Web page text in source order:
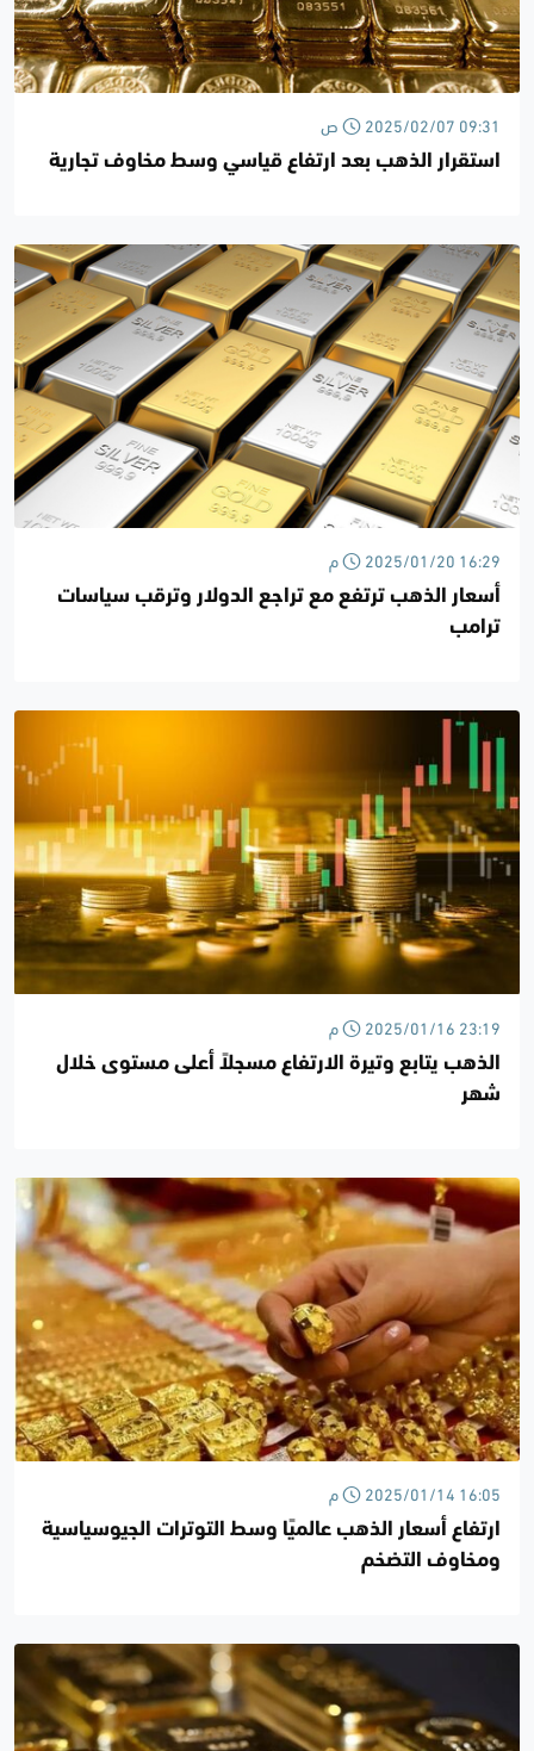
2025/02/07 09:31 ص
استقرار الذهب بعد ارتفاع قياسي وسط مخاوف تجارية
2025/01/20 16:29 م
أسعار الذهب ترتفع مع تراجع الدولار وترقب سياسات
ترامب
2025/01/16 23:19 م
الذهب يتابع وتيرة الارتفاع مسجلاً أعلى مستوى خلال
شهر
2025/01/14 16:05 م
ارتفاع أسعار الذهب عالميًا وسط التوترات الجيوسياسية
ومخاوف التضخم